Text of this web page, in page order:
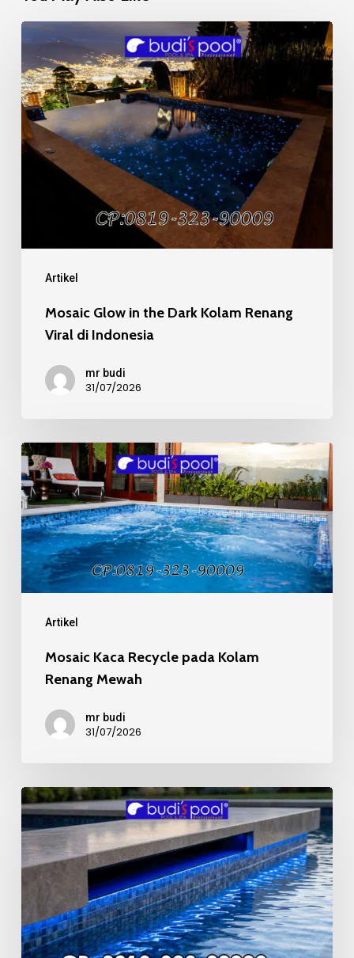
Artikel
Mosaic
Glow
in
the
Dark
Kolam
Renang
Mosaic Glow in the Dark Kolam Renang
Viral di Indonesia
mr budi
31/07/2026
Artikel
Mosaic
Kaca
Recycle
pada
Kolam
Renang
Mosaic Kaca Recycle pada Kolam
Renang Mewah
mr budi
31/07/2026
Kualitas
Material
Mosaic
Kolam
Renang